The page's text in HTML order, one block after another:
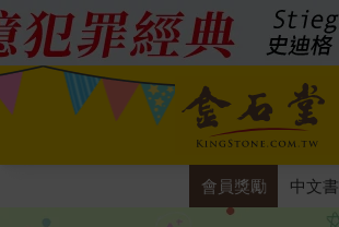
會員獎勵 中文書